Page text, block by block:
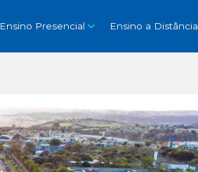
Ensino Presencial Ensino a Distância